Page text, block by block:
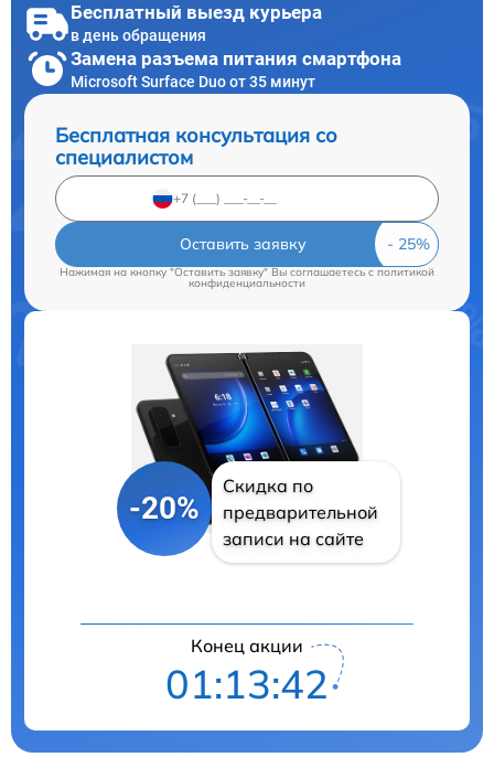
Бесплатный выезд курьера
в день обращения
Замена разъема питания смартфона
Microsoft Surface Duo от 35 минут
Бесплатная консультация со
специалистом
Оставить заявку
Нажимая на кнопку "Оставить заявку" Вы соглашаетесь cполитикой
конфиденциальности
-20%
Скидка по
предварительной
записи на сайте
Конец акции
01:13:41